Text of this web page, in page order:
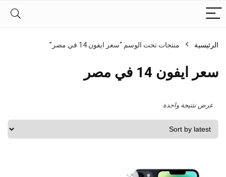
الرئيسية منتجات تحت الوسم “سعر ايفون 14 في مصر”
سعر ايفون 14 في مصر
عرض نتتيجة واحدة